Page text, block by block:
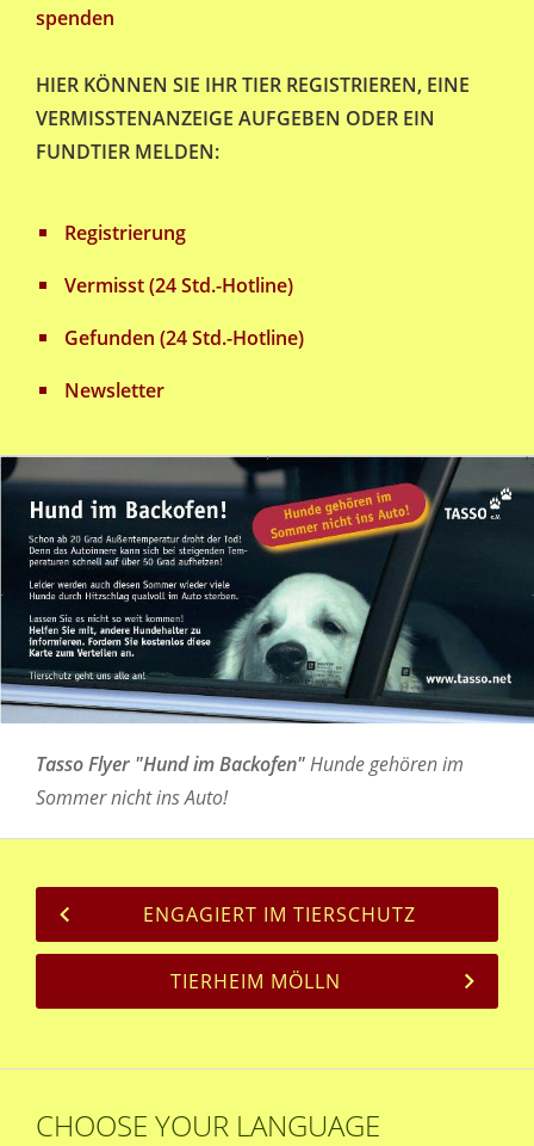
spenden
HIER KÖNNEN SIE IHR TIER REGISTRIEREN, EINE
VERMISSTENANZEIGE AUFGEBEN ODER EIN
FUNDTIER MELDEN:
Registrierung
Vermisst (24 Std.-Hotline)
Gefunden (24 Std.-Hotline)
Newsletter
Tasso Flyer "Hund im Backofen"Hunde gehören im
Sommer nicht ins Auto!
ENGAGIERT IM TIERSCHUTZ
TIERHEIM MÖLLN
CHOOSE YOUR LANGUAGE